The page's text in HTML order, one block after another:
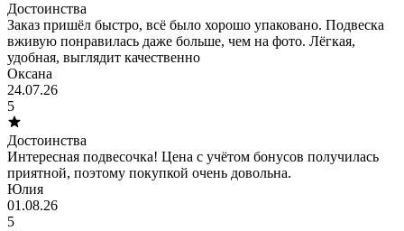
Достоинства
Заказ пришёл быстро, всё было хорошо упаковано. Подвеска
вживую понравилась даже больше, чем на фото. Лёгкая,
удобная, выглядит качественно
Оксана
24.07.26
5
Достоинства
Интересная подвесочка! Цена с учётом бонусов получилась
приятной, поэтому покупкой очень довольна.
Юлия
01.08.26
5